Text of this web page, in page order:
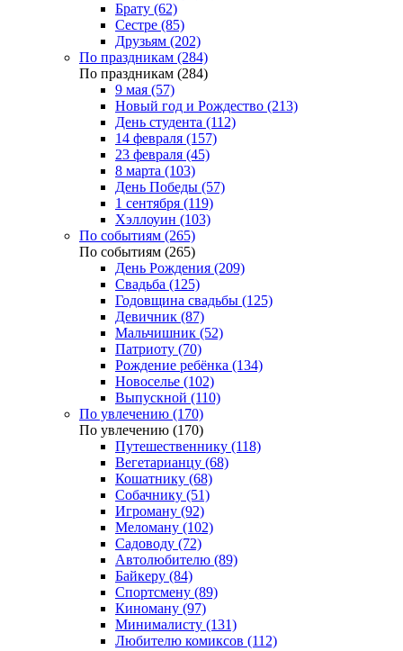
Брату (62)
Сестре (85)
Друзьям (202)
По праздникам (284)
По праздникам (284)
9 мая (57)
Новый год и Рождество (213)
День студента (112)
14 февраля (157)
23 февраля (45)
8 марта (103)
День Победы (57)
1 сентября (119)
Хэллоуин (103)
По событиям (265)
По событиям (265)
День Рождения (209)
Свадьба (125)
Годовщина свадьбы (125)
Девичник (87)
Мальчишник (52)
Патриоту (70)
Рождение ребёнка (134)
Новоселье (102)
Выпускной (110)
По увлечению (170)
По увлечению (170)
Путешественнику (118)
Вегетарианцу (68)
Кошатнику (68)
Собачнику (51)
Игроману (92)
Меломану (102)
Садоводу (72)
Автолюбителю (89)
Байкеру (84)
Спортсмену (89)
Киноману (97)
Минималисту (131)
Любителю комиксов (112)